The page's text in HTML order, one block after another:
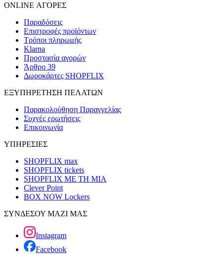
ONLINE ΑΓΟΡΕΣ
Παραδόσεις
Επιστροφές προϊόντων
Τρόποι πληρωμής
Klarna
Προστασία αγορών
Άρθρο 39
Δωροκάρτες SHOPFLIX
ΕΞΥΠΗΡΕΤΗΣΗ ΠΕΛΑΤΩΝ
Παρακολούθηση Παραγγελίας
Συχνές ερωτήσεις
Επικοινωνία
ΥΠΗΡΕΣΙΕΣ
SHOPFLIX max
SHOPFLIX tickets
SHOPFLIX ΜΕ ΤΗ ΜΙΑ
Clever Point
BOX NOW Lockers
ΣΥΝΔΕΣΟΥ ΜΑΖΙ ΜΑΣ
Instagram
Facebook